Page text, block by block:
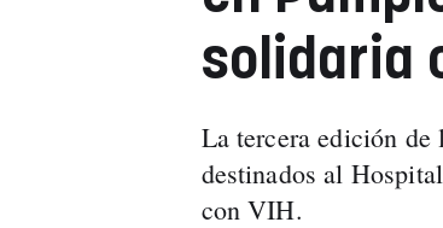
solidaria
La tercera edición de
destinados al
con VIH.